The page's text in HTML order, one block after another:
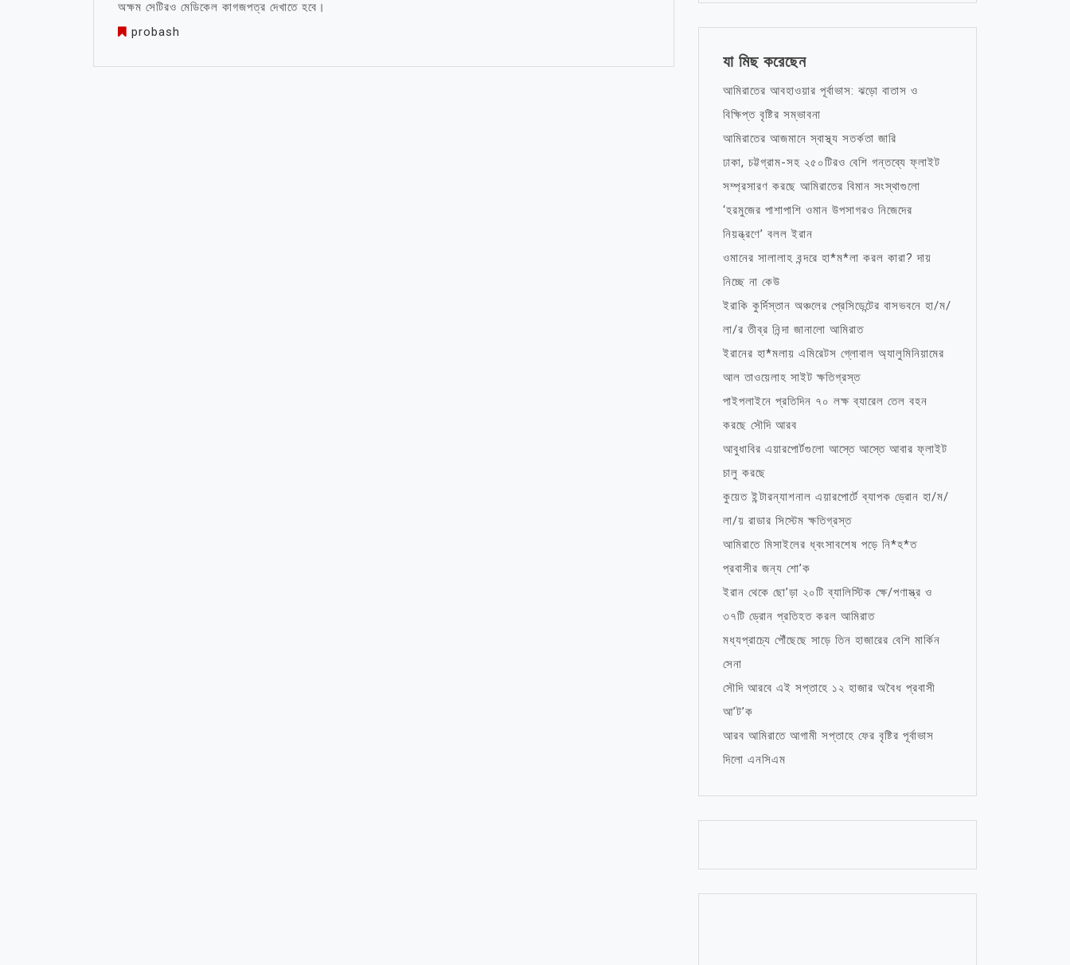
অক্ষম সেটিরও মেডিকেল কাগজপত্র দেখাতে হবে।
probash
যা মিছ করেছেন
আমিরাতের আবহাওয়ার পূর্বাভাস: ঝড়ো বাতাস ও
বিক্ষিপ্ত বৃষ্টির সম্ভাবনা
আমিরাতের আজমানে স্বাস্থ্য সতর্কতা জারি
ঢাকা, চট্টগ্রাম-সহ ২৫০টিরও বেশি গন্তব্যে ফ্লাইট
সম্প্রসারণ করছে আমিরাতের বিমান সংস্থাগুলো
‘হরমুজের পাশাপাশি ওমান উপসাগরও নিজেদের
নিয়ন্ত্রণে’ বলল ইরান
ওমানের সালালাহ বন্দরে হা*ম*লা করল কারা? দায়
নিচ্ছে না কেউ
ইরাকি কুর্দিস্তান অঞ্চলের প্রেসিডেন্টের বাসভবনে হা/ম/
লা/র তীব্র নিন্দা জানালো আমিরাত
ইরানের হা*মলায় এমিরেটস গ্লোবাল অ্যালুমিনিয়ামের
আল তাওয়েলাহ সাইট ক্ষতিগ্রস্ত
পাইপলাইনে প্রতিদিন ৭০ লক্ষ ব্যারেল তেল বহন
করছে সৌদি আরব
আবুধাবির এয়ারপোর্টগুলো আস্তে আস্তে আবার ফ্লাইট
চালু করছে
কুয়েত ইন্টারন্যাশনাল এয়ারপোর্টে ব্যাপক ড্রোন হা/ম/
লা/য় রাডার সিস্টেম ক্ষতিগ্রস্ত
আমিরাতে মিসাইলের ধ্বংসাবশেষ পড়ে নি*হ*ত
প্রবাসীর জন্য শো’ক
ইরান থেকে ছো’ড়া ২০টি ব্যালিস্টিক ক্ষে/পণাস্ত্র ও
৩৭টি ড্রোন প্রতিহত করল আমিরাত
মধ্যপ্রাচ্যে পৌঁছেছে সাড়ে তিন হাজারের বেশি মার্কিন
সেনা
সৌদি আরবে এই সপ্তাহে ১২ হাজার অবৈধ প্রবাসী
আ’ট’ক
আরব আমিরাতে আগামী সপ্তাহে ফের বৃষ্টির পূর্বাভাস
দিলো এনসিএম